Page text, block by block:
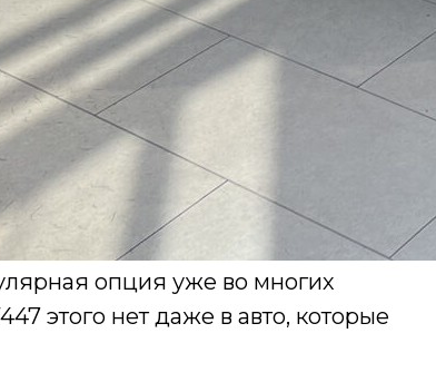
опция уже во многих
этого нет даже в авто, которые